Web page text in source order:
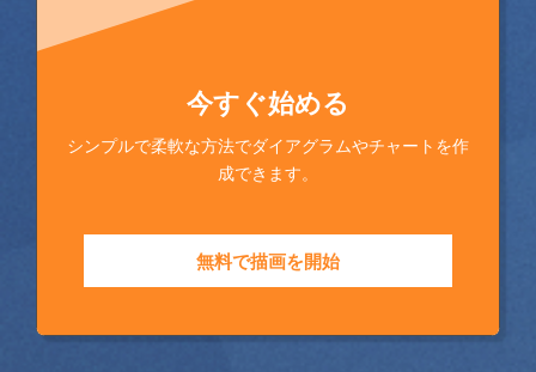
今すぐ始める
シンプルで柔軟な方法でダイアグラムやチャートを作
成できます。
無料で描画を開始